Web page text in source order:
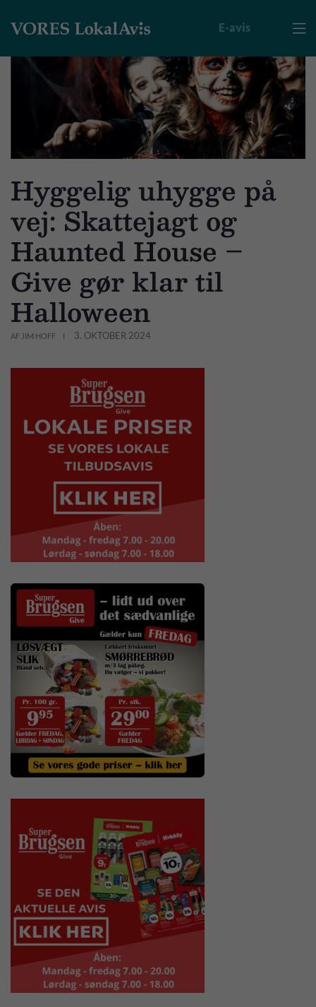

E-avis
Hyggelig uhygge på
vej: Skattejagt og
Haunted House –
Give gør klar til
Halloween
AF JIM HOFF 3. OKTOBER 2024